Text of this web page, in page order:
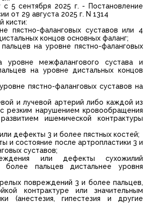
с 5 сентября 2025 г. - Постановление
от 29 августа 2025 г. N 1314
кисти:
пястно-фаланговых суставов или 4
концов основных фаланг;
на уровне пястно-фаланговых
уровне межфалангового сустава и
на уровне дистальных концов
пястно-фаланговых суставов на
и лучевой артерий либо каждой из
резким нарушением кровообращения
ишемической контрактуры
дефекты 3 и более пястных костей;
и состояние после артропластики 3 и
суставов;
или дефекты сухожилий
пальцев дистальнее уровня
повреждений 3 и более пальцев,
контрактуре или значительным
(анестезия, гипестезия и другие